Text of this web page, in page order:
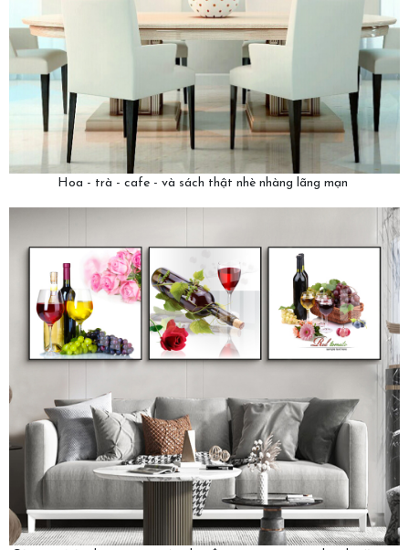
Hoa - trà - cafe - và sách thật nhè nhàng lãng mạn